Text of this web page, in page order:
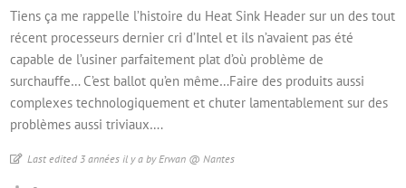
Tiens ça me rappelle l’histoire du Heat Sink Header sur un des tout
récent processeurs dernier cri d’Intel et ils n’avaient pas été
capable de l’usiner parfaitement plat d’où problème de
surchauffe… C’est ballot qu’en même…Faire des produits aussi
complexes technologiquement et chuter lamentablement sur des
problèmes aussi triviaux….
Last edited 3 années il y a by Erwan @ Nantes